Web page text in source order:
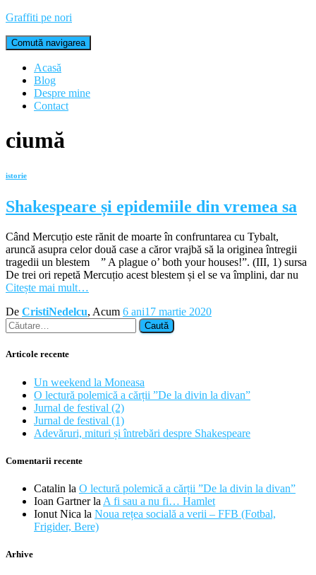
Graffiti pe nori
Comută navigarea
Acasă
Blog
Despre mine
Contact
ciumă
istorie
Shakespeare și epidemiile din vremea sa
Când Mercuțio este rănit de moarte în confruntarea cu Tybalt,
aruncă asupra celor două case a căror vrajbă să la originea întregii
tragedii un blestem ” A plague o’ both your houses!”. (III, 1) sursa
De trei ori repetă Mercuțio acest blestem și el se va împlini, dar nu
Citește mai mult…
De CristiNedelcu, Acum 6 ani17 martie 2020
Caută
după:
Articole recente
Un weekend la Moneasa
O lectură polemică a cărții ”De la divin la divan”
Jurnal de festival (2)
Jurnal de festival (1)
Adevăruri, mituri și întrebări despre Shakespeare
Comentarii recente
Catalin la O lectură polemică a cărții ”De la divin la divan”
Ioan Gartnerla A fi sau a nu fi… Hamlet
Ionut Nica la Noua rețea socială a verii – FFB (Fotbal,
Frigider, Bere)
Arhive